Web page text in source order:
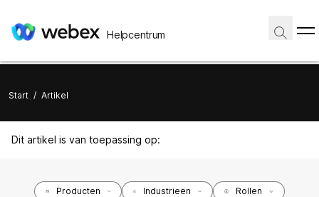
Helpcentrum
Start / Artikel
Dit artikel is van toepassing op:
Producten Industrieën Rollen